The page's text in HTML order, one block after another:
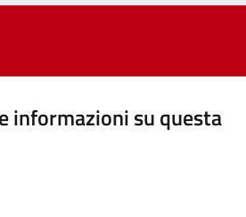
informazioni su questa